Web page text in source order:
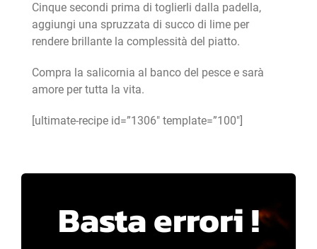
Cinque secondi prima di toglierli dalla padella,
aggiungi una spruzzata di succo di lime per
rendere brillante la complessità del piatto.
Compra la salicornia al banco del pesce e sarà
amore per tutta la vita.
[ultimate-recipe id=”1306″ template=”100″]
Basta errori !